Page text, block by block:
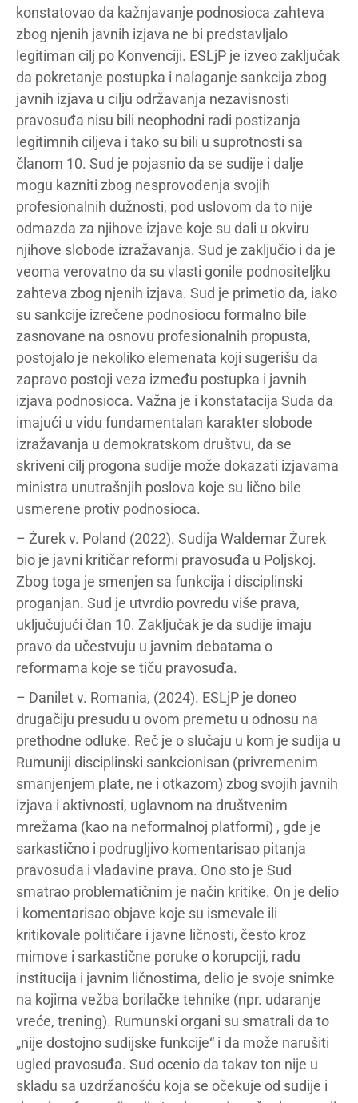
konstatovao da kažnjavanje podnosioca zahteva
zbog njenih javnih izjava ne bi predstavljalo
legitiman cilj po Konvenciji. ESLjP je izveo zaključak
da pokretanje postupka i nalaganje sankcija zbog
javnih izjava u cilju održavanja nezavisnosti
pravosuđa nisu bili neophodni radi postizanja
legitimnih ciljeva i tako su bili u suprotnosti sa
članom 10. Sud je pojasnio da se sudije i dalje
mogu kazniti zbog nesprovođenja svojih
profesionalnih dužnosti, pod uslovom da to nije
odmazda za njihove izjave koje su dali u okviru
njihove slobode izražavanja. Sud je zaključio i da je
veoma verovatno da su vlasti gonile podnositeljku
zahteva zbog njenih izjava. Sud je primetio da, iako
su sankcije izrečene podnosiocu formalno bile
zasnovane na osnovu profesionalnih propusta,
postojalo je nekoliko elemenata koji sugerišu da
zapravo postoji veza između postupka i javnih
izjava podnosioca. Važna je i konstatacija Suda da
imajući u vidu fundamentalan karakter slobode
izražavanja u demokratskom društvu, da se
skriveni cilj progona sudije može dokazati izjavama
ministra unutrašnjih poslova koje su lično bile
usmerene protiv podnosioca.
– Żurek v. Poland (2022). Sudija Waldemar Żurek
bio je javni kritičar reformi pravosuđa u Poljskoj.
Zbog toga je smenjen sa funkcija i disciplinski
proganjan. Sud je utvrdio povredu više prava,
uključujući član 10. Zaključak je da sudije imaju
pravo da učestvuju u javnim debatama o
reformama koje se tiču pravosuđa.
– Danilet v. Romania, (2024). ESLjP je doneo
drugačiju presudu u ovom premetu u odnosu na
prethodne odluke. Reč je o slučaju u kom je sudija u
Rumuniji disciplinski sankcionisan (privremenim
smanjenjem plate, ne i otkazom) zbog svojih javnih
izjava i aktivnosti, uglavnom na društvenim
mrežama (kao na neformalnoj platformi) , gde je
sarkastično i podrugljivo komentarisao pitanja
pravosuđa i vladavine prava. Ono sto je Sud
smatrao problematičnim je način kritike. On je delio
i komentarisao objave koje su ismevale ili
kritikovale političare i javne ličnosti, često kroz
mimove i sarkastične poruke o korupciji, radu
institucija i javnim ličnostima, delio je svoje snimke
na kojima vežba borilačke tehnike (npr. udaranje
vreće, trening). Rumunski organi su smatrali da to
„nije dostojno sudijske funkcije“ i da može narušiti
ugled pravosuđa. Sud ocenio da takav ton nije u
skladu sa uzdržanošću koja se očekuje od sudije i